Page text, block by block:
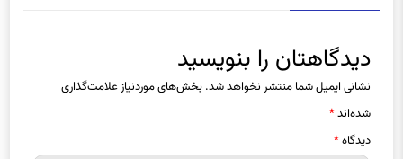
دیدگاهتان را بنویسید
نشانی ایمیل شما منتشر نخواهد شد. بخش‌های موردنیاز علامت‌گذاری
شده‌اند*
دیدگاه*